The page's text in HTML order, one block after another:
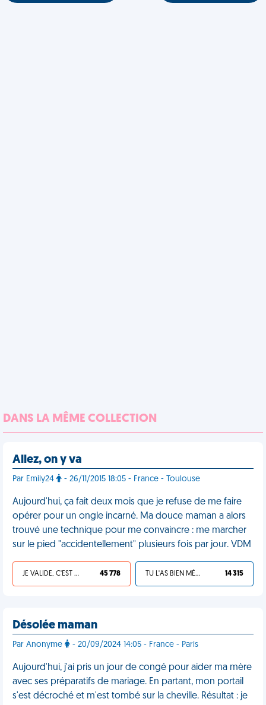
DANS LA MÊME COLLECTION
Allez, on y va
Par Emily24 - 26/11/2015 18:05 - France - Toulouse
Aujourd'hui, ça fait deux mois que je refuse de me faire
opérer pour un ongle incarné. Ma douce maman a alors
trouvé une technique pour me convaincre : me marcher
sur le pied "accidentellement" plusieurs fois par jour. VDM
JE VALIDE, C'EST UNE VDM 45 778 TU L'AS BIEN MÉRITÉ 14 315
Désolée maman
Par Anonyme - 20/09/2024 14:05 - France - Paris
Aujourd'hui, j'ai pris un jour de congé pour aider ma mère
avec ses préparatifs de mariage. En partant, mon portail
s'est décroché et m'est tombé sur la cheville. Résultat : je